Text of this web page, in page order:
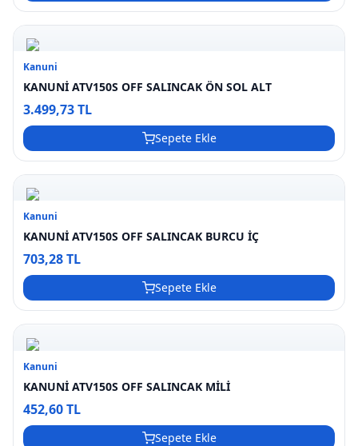
Kanuni
KANUNİ ATV150S OFF SALINCAK ÖN SOL ALT
3.499,73 TL
Sepete Ekle
Kanuni
KANUNİ ATV150S OFF SALINCAK BURCU İÇ
703,28 TL
Sepete Ekle
Kanuni
KANUNİ ATV150S OFF SALINCAK MİLİ
452,60 TL
Sepete Ekle